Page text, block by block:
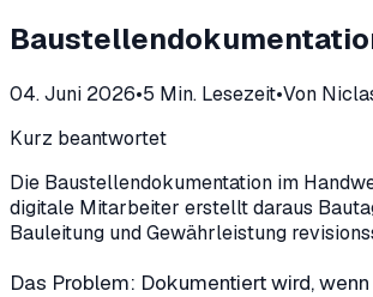
04. Juni 2026•5 Min. Lesezeit•Von
Kurz beantwortet
Die Baustellendokumentation im
digitale Mitarbeiter erstellt daraus
Bauleitung und Gewährleistung
Das Problem: Dokumentiert wird,